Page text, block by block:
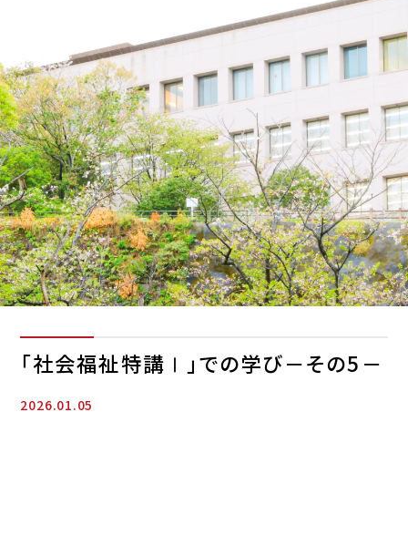
「社会福祉特講Ⅰ」での学び－その5－
2026.01.05